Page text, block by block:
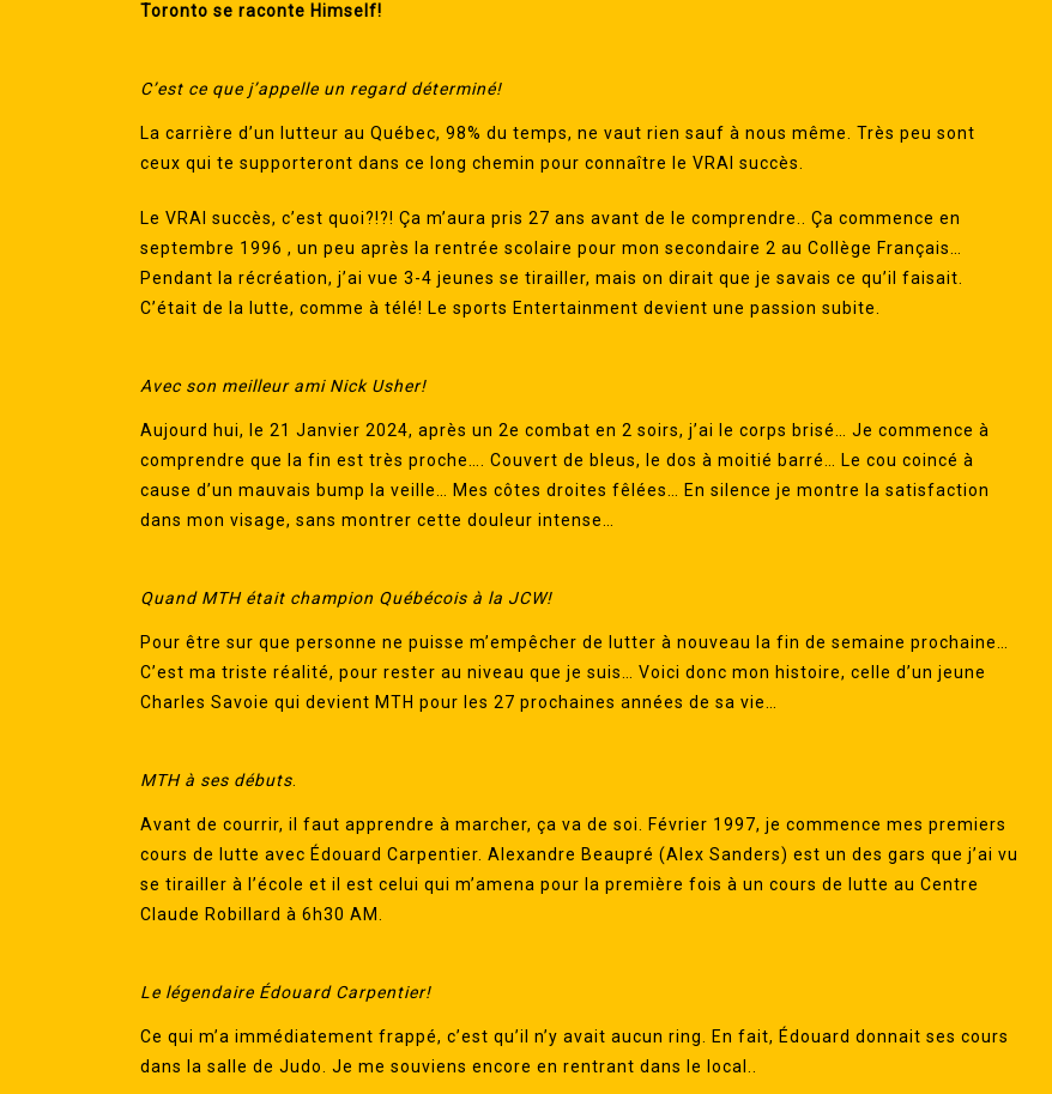
Toronto se raconte Himself!
C’est ce que j’appelle un regard déterminé!
La carrière d’un lutteur au Québec, 98% du temps, ne vaut rien sauf à nous même. Très peu sont
ceux qui te supporteront dans ce long chemin pour connaître le VRAI succès.
Le VRAI succès, c’est quoi?!?! Ça m’aura pris 27 ans avant de le comprendre.. Ça commence en
septembre 1996 , un peu après la rentrée scolaire pour mon secondaire 2 au Collège Français…
Pendant la récréation, j’ai vue 3-4 jeunes se tirailler, mais on dirait que je savais ce qu’il faisait.
C’était de la lutte, comme à télé! Le sports Entertainment devient une passion subite.
Avec son meilleur ami Nick Usher!
Aujourd hui, le 21 Janvier 2024, après un 2e combat en 2 soirs, j’ai le corps brisé… Je commence à
comprendre que la fin est très proche…. Couvert de bleus, le dos à moitié barré… Le cou coincé à
cause d’un mauvais bump la veille… Mes côtes droites fêlées… En silence je montre la satisfaction
dans mon visage, sans montrer cette douleur intense…
Quand MTH était champion Québécois à la JCW!
Pour être sur que personne ne puisse m’empêcher de lutter à nouveau la fin de semaine prochaine…
C’est ma triste réalité, pour rester au niveau que je suis… Voici donc mon histoire, celle d’un jeune
Charles Savoie qui devient MTH pour les 27 prochaines années de sa vie…
MTH à ses débuts.
Avant de courrir, il faut apprendre à marcher, ça va de soi. Février 1997, je commence mes premiers
cours de lutte avec Édouard Carpentier. Alexandre Beaupré (Alex Sanders) est un des gars que j’ai vu
se tirailler à l’école et il est celui qui m’amena pour la première fois à un cours de lutte au Centre
Claude Robillard à 6h30 AM.
Le légendaire Édouard Carpentier!
Ce qui m’a immédiatement frappé, c’est qu’il n’y avait aucun ring. En fait, Édouard donnait ses cours
dans la salle de Judo. Je me souviens encore en rentrant dans le local..